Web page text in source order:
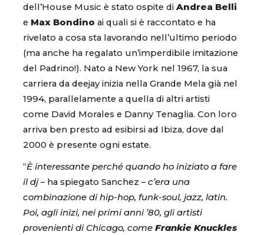
dell’House Music è stato ospite di Andrea Belli
e Max Bondino ai quali si è raccontato e ha
rivelato a cosa sta lavorando nell’ultimo periodo
(ma anche ha regalato un’imperdibile imitazione
del Padrino!). Nato a New York nel 1967, la sua
carriera da deejay inizia nella Grande Mela già nel
1994, parallelamente a quella di altri artisti
come David Morales e Danny Tenaglia. Con loro
arriva ben presto ad esibirsi ad Ibiza, dove dal
2000 è presente ogni estate.
“È interessante perché quando ho iniziato a fare
il dj– ha spiegato Sanchez – c’era una
combinazione di hip-hop, funk-soul, jazz, latin.
Poi, agli inizi, nei primi anni ’80, gli artisti
provenienti di Chicago, come Frankie Knuckles